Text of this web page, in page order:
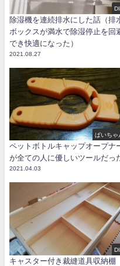
除湿機を連続排水にした話（排
ボックスが満水で除湿停止を回
でき快適になった）
2021.08.27
ぱいちゃ
ペットボトルキャップオープナ
が全ての人に優しいツールだっ
2021.04.03
キャスター付き裁縫道具収納棚